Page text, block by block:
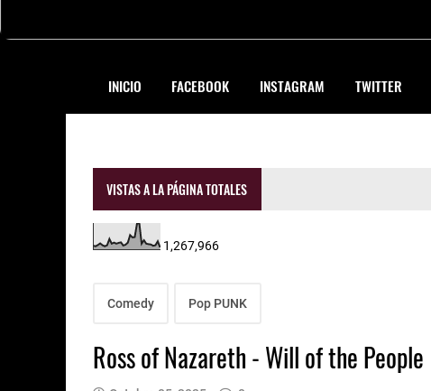
INICIO FACEBOOK INSTAGRAM TWITTER
VISTAS A LA PÁGINA TOTALES
1,267,966
Comedy Pop PUNK
Ross of Nazareth - Will of the People